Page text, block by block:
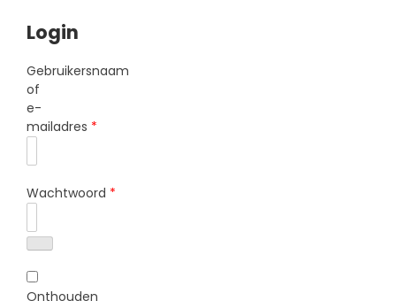
Login
Gebruikersnaam
of
e-
mailadres *
Wachtwoord *
Onthouden